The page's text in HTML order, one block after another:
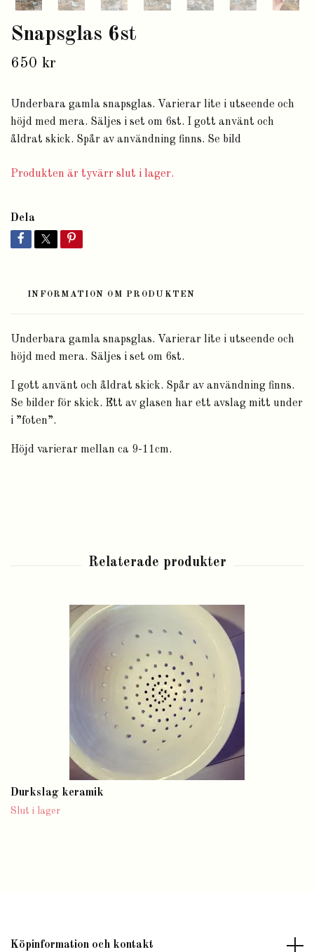
Snapsglas 6st
650 kr
Underbara gamla snapsglas. Varierar lite i utseende och
höjd med mera. Säljes i set om 6st. I gott använt och
åldrat skick. Spår av användning finns. Se bild
Produkten är tyvärr slut i lager.
Dela
INFORMATION OM PRODUKTEN
Underbara gamla snapsglas. Varierar lite i utseende och
höjd med mera. Säljes i set om 6st.
I gott använt och åldrat skick. Spår av användning finns.
Se bilder för skick. Ett av glasen har ett avslag mitt under
i ”foten”.
Höjd varierar mellan ca 9-11cm.
Durkslag keramik
Slut i lager
Köpinformation och kontakt